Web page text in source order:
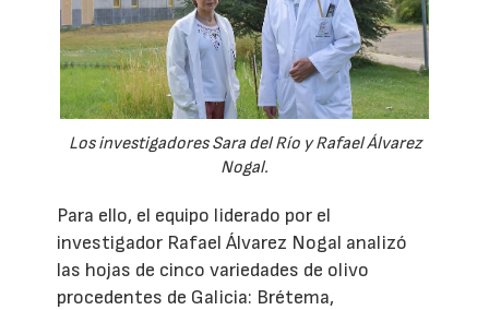
Los investigadores Sara del Río y Rafael Álvarez
Nogal.
Para ello, el equipo liderado por el
investigador Rafael Álvarez Nogal analizó
las hojas de cinco variedades de olivo
procedentes de Galicia: Brétema,